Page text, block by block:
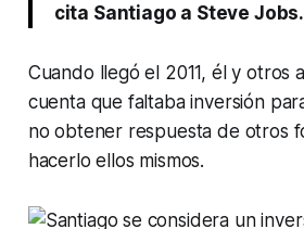
cita Santiago a Steve Jobs.
Cuando llegó el 2011, él y otros
cuenta que faltaba inversión
no obtener respuesta de otros
hacerlo ellos mismos.